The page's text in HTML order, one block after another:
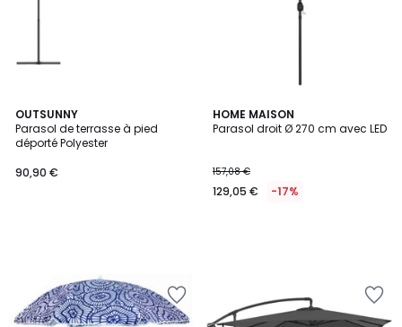
OUTSUNNY
Parasol de terrasse à pied
déporté Polyester
90,90 €
HOME MAISON
Parasol droit Ø 270 cm avec LED
157,08 €
129,05 € -17%